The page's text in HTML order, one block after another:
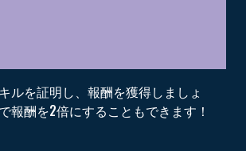
ルを証明し、報酬を獲得しましょ
報酬を2倍にすることもできます！